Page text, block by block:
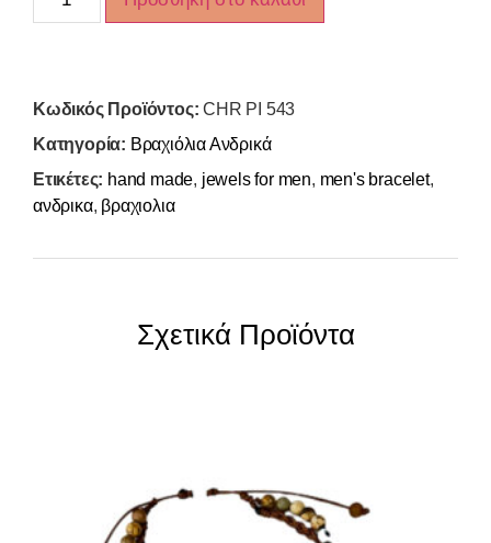
Κωδικός Προϊόντος:CHR PI 543
Κατηγορία: Βραχιόλια Ανδρικά
Ετικέτες: hand made, jewels for men, men's bracelet,
ανδρικα, βραχιολια
Σχετικά Προϊόντα